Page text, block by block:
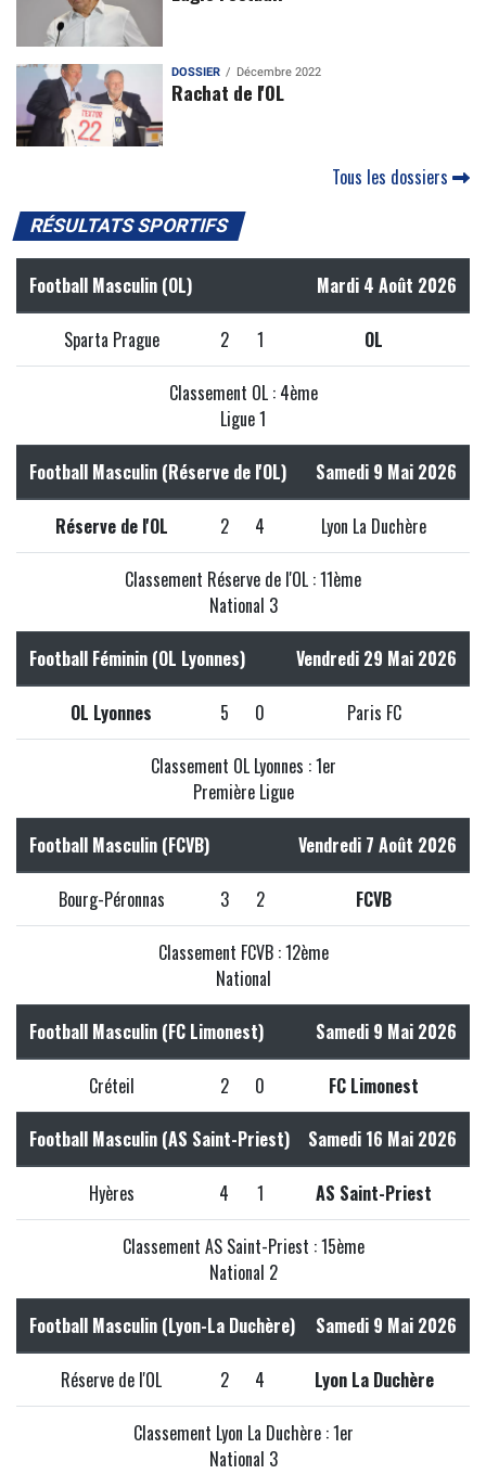
DOSSIER Décembre 2022
Rachat de l'OL
Tous les dossiers
RÉSULTATS SPORTIFS
Football Masculin (OL) Mardi 4 Août 2026
Sparta Prague 2 1 OL
Classement OL : 4ème
Ligue 1
Football Masculin (Réserve de l'OL) Samedi 9 Mai 2026
Réserve de l'OL 2 4 Lyon La Duchère
Classement Réserve de l'OL : 11ème
National 3
Football Féminin (OL Lyonnes) Vendredi 29 Mai 2026
OL Lyonnes 5 0 Paris FC
Classement OL Lyonnes : 1er
Première Ligue
Football Masculin (FCVB) Vendredi 7 Août 2026
Bourg-Péronnas 3 2 FCVB
Classement FCVB : 12ème
National
Football Masculin (FC Limonest) Samedi 9 Mai 2026
Créteil 2 0 FC Limonest
Football Masculin (AS Saint-Priest) Samedi 16 Mai 2026
Hyères 4 1 AS Saint-Priest
Classement AS Saint-Priest : 15ème
National 2
Football Masculin (Lyon-La Duchère) Samedi 9 Mai 2026
Réserve de l'OL 2 4 Lyon La Duchère
Classement Lyon La Duchère : 1er
National 3